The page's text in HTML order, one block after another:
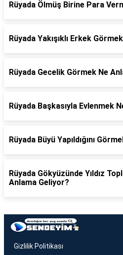
Rüyada Ölmüş Birine Para
Rüyada Yakışıklı Erkek
Rüyada Gecelik Görmek Ne
Rüyada Başkasıyla Evlenmek
Rüyada Büyü Yapıldığını
Rüyada Gökyüzünde Yıldız
Anlama Geliyor?
Gizlilik Politikası